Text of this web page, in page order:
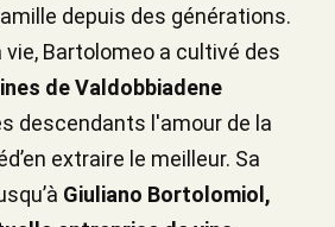
depuis des générations.
vie, Bartolomeo a cultivé des
de Valdobbiadene
descendants l'amour de la
extraire le meilleur. Sa
Giuliano Bortolomiol,